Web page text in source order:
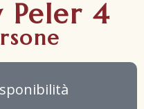
Peler 4